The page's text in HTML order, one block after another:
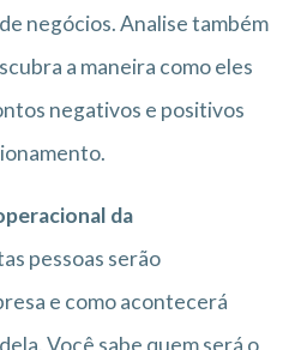
negócios. Analise também
a maneira como eles
negativos e positivos
da
pessoas serão
e como acontecerá